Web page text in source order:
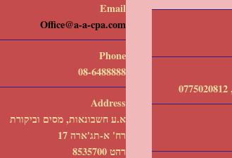
Email
Office@a-a-cpa.com
Phone
08-6488888
Address
א.ע חשבונאות, מסים וביקורת
רח' א-תג'ארה 17
רהט 8535700